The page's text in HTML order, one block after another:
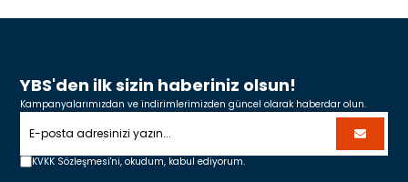
YBS'den ilk sizin haberiniz olsun!
Kampanyalarımızdan ve indirimlerimizden güncel olarak haberdar olun.
KVKK Sözleşmesi'ni, okudum, kabul ediyorum.